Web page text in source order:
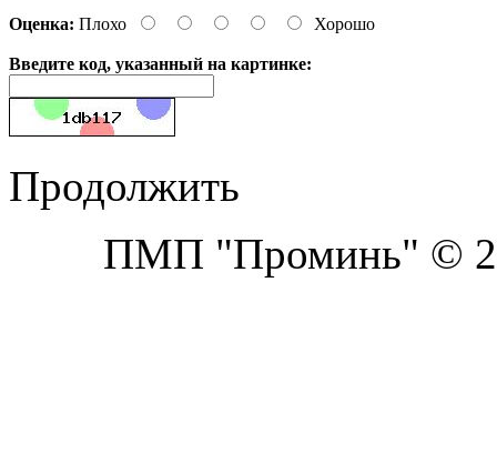
Оценка: Плохо Хорошо
Введите код, указанный на картинке:
Продолжить
ПМП "Проминь" ©